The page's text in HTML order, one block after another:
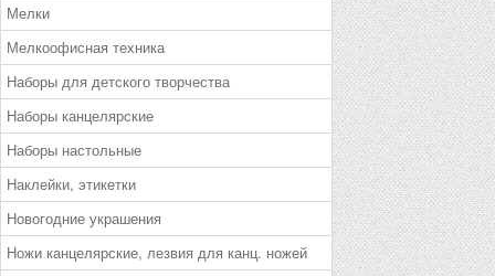
Мелки
Мелкоофисная техника
Наборы для детского творчества
Наборы канцелярские
Наборы настольные
Наклейки, этикетки
Новогодние украшения
Ножи канцелярские, лезвия для канц. ножей